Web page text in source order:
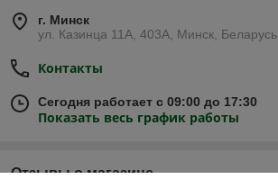
г. Минск
ул. Казинца 11А, 403А, Минск, Беларусь
Контакты
Сегодня работает с 09:00 до 17:30
Показать весь график работы
Отзывы о магазине